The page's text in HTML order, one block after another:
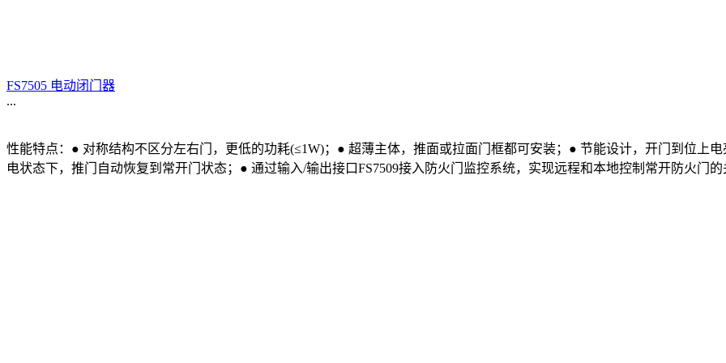
FS7505 电动闭门器
...
性能特点：● 对称结构不区分左右门，更低的功耗(≤1W)；● 超薄主体，推面或拉面门框都可安装；● 节能设计，开门到位上
电状态下，推门自动恢复到常开门状态；● 通过输入/输出接口FS7509接入防火门监控系统，实现远程和本地控制常开防火门